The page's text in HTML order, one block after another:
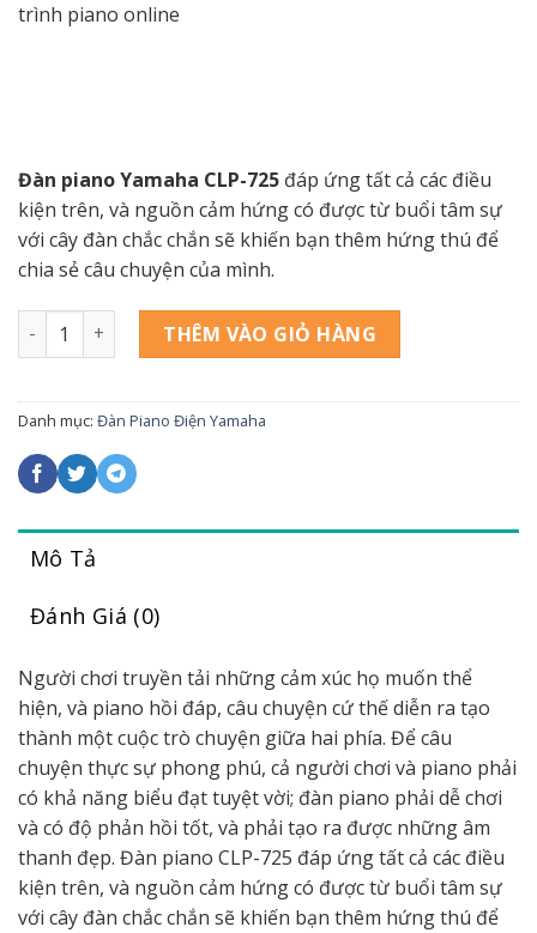
trình piano online
Đàn piano Yamaha CLP-725 đáp ứng tất cả các điều
kiện trên, và nguồn cảm hứng có được từ buổi tâm sự
với cây đàn chắc chắn sẽ khiến bạn thêm hứng thú để
chia sẻ câu chuyện của mình.
Piano Yamaha CLP 725 NEW số lượng
THÊM VÀO GIỎ HÀNG
Danh mục: Đàn Piano Điện Yamaha
Mô Tả
Đánh Giá (0)
Người chơi truyền tải những cảm xúc họ muốn thể
hiện, và piano hồi đáp, câu chuyện cứ thế diễn ra tạo
thành một cuộc trò chuyện giữa hai phía. Để câu
chuyện thực sự phong phú, cả người chơi và piano phải
có khả năng biểu đạt tuyệt vời; đàn piano phải dễ chơi
và có độ phản hồi tốt, và phải tạo ra được những âm
thanh đẹp. Đàn piano CLP-725 đáp ứng tất cả các điều
kiện trên, và nguồn cảm hứng có được từ buổi tâm sự
với cây đàn chắc chắn sẽ khiến bạn thêm hứng thú để